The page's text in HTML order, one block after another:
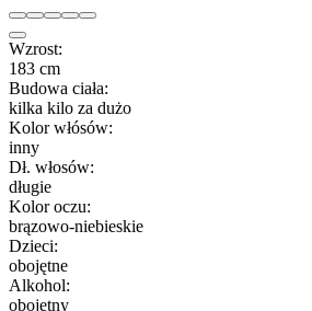
Wzrost:
183 cm
Budowa ciała:
kilka kilo za dużo
Kolor włósów:
inny
Dł. włosów:
długie
Kolor oczu:
brązowo-niebieskie
Dzieci:
obojętne
Alkohol:
obojętny